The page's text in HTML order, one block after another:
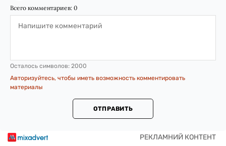
Всего комментариев: 0
Осталось символов: 2000
Авторизуйтесь, чтобы иметь возможность комментировать
материалы
ОТПРАВИТЬ